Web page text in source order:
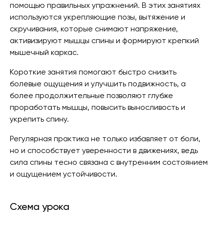
помощью правильных упражнений. В этих занятиях
используются укрепляющие позы, вытяжение и
скручивания, которые снимают напряжение,
активизируют мышцы спины и формируют крепкий
мышечный каркас.
Короткие занятия помогают быстро снизить
болевые ощущения и улучшить подвижность, а
более продолжительные позволяют глубже
проработать мышцы, повысить выносливость и
укрепить спину.
Регулярная практика не только избавляет от боли,
но и способствует уверенности в движениях, ведь
сила спины тесно связана с внутренним состоянием
и ощущением устойчивости.
Схема урока